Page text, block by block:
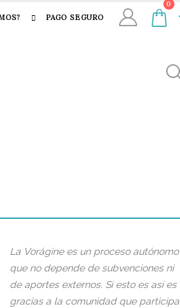
PAGO SEGURO
0
La Vorágine es un proceso autónomo
que no depende de subvenciones ni
de aportes externos. Si esto es así es
gracias a la comunidad que participa